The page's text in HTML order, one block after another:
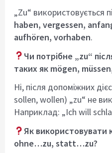
„Zu“ використовується
haben, vergessen,
aufhören, vorhaben.
Чи потрібне „zu“
таких як mögen,
Ні, після допоміжних
sollen, wollen) „zu“ не
Наприклад: „Ich will
Як використовувати
ohne…zu, statt…zu?